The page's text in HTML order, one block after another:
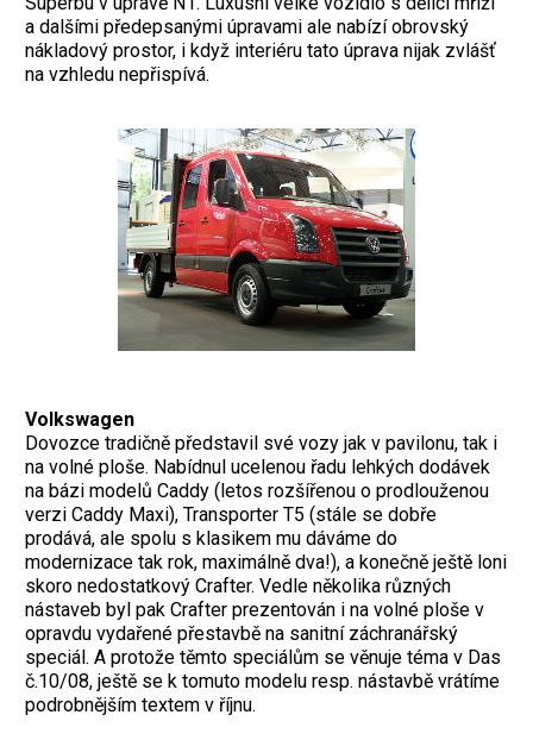
a dalšími předepsanými úpravami ale nabízí obrovský
nákladový prostor, i když interiéru tato úprava nijak zvlášť
na vzhledu nepřispívá.
Volkswagen
Dovozce tradičně představil své vozy jak v pavilonu, tak i
na volné ploše. Nabídnul ucelenou řadu lehkých dodávek
na bázi modelů Caddy (letos rozšířenou o prodlouženou
verzi Caddy Maxi), Transporter T5 (stále se dobře
prodává, ale spolu s klasikem mu dáváme do
modernizace tak rok, maximálně dva!), a konečně ještě loni
skoro nedostatkový Crafter. Vedle několika různých
nástaveb byl pak Crafter prezentován i na volné ploše v
opravdu vydařené přestavbě na sanitní záchranářský
speciál. A protože těmto speciálům se věnuje téma v Das
č.10/08, ještě se k tomuto modelu resp. nástavbě vrátíme
podrobnějším textem v říjnu.